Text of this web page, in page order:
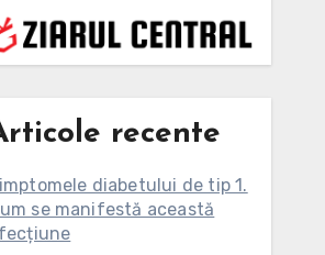
recente
diabetului de tip 1.
se manifestă această